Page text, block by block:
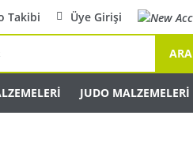
Takibi Üye Girişi
ARA
JUDO MALZEMELERİ